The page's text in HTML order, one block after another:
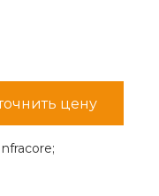
цену